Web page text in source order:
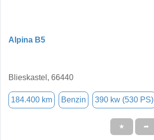
Alpina B5
Blieskastel, 66440
184.400 km Benzin 390 kw (530 PS)
★ ➦